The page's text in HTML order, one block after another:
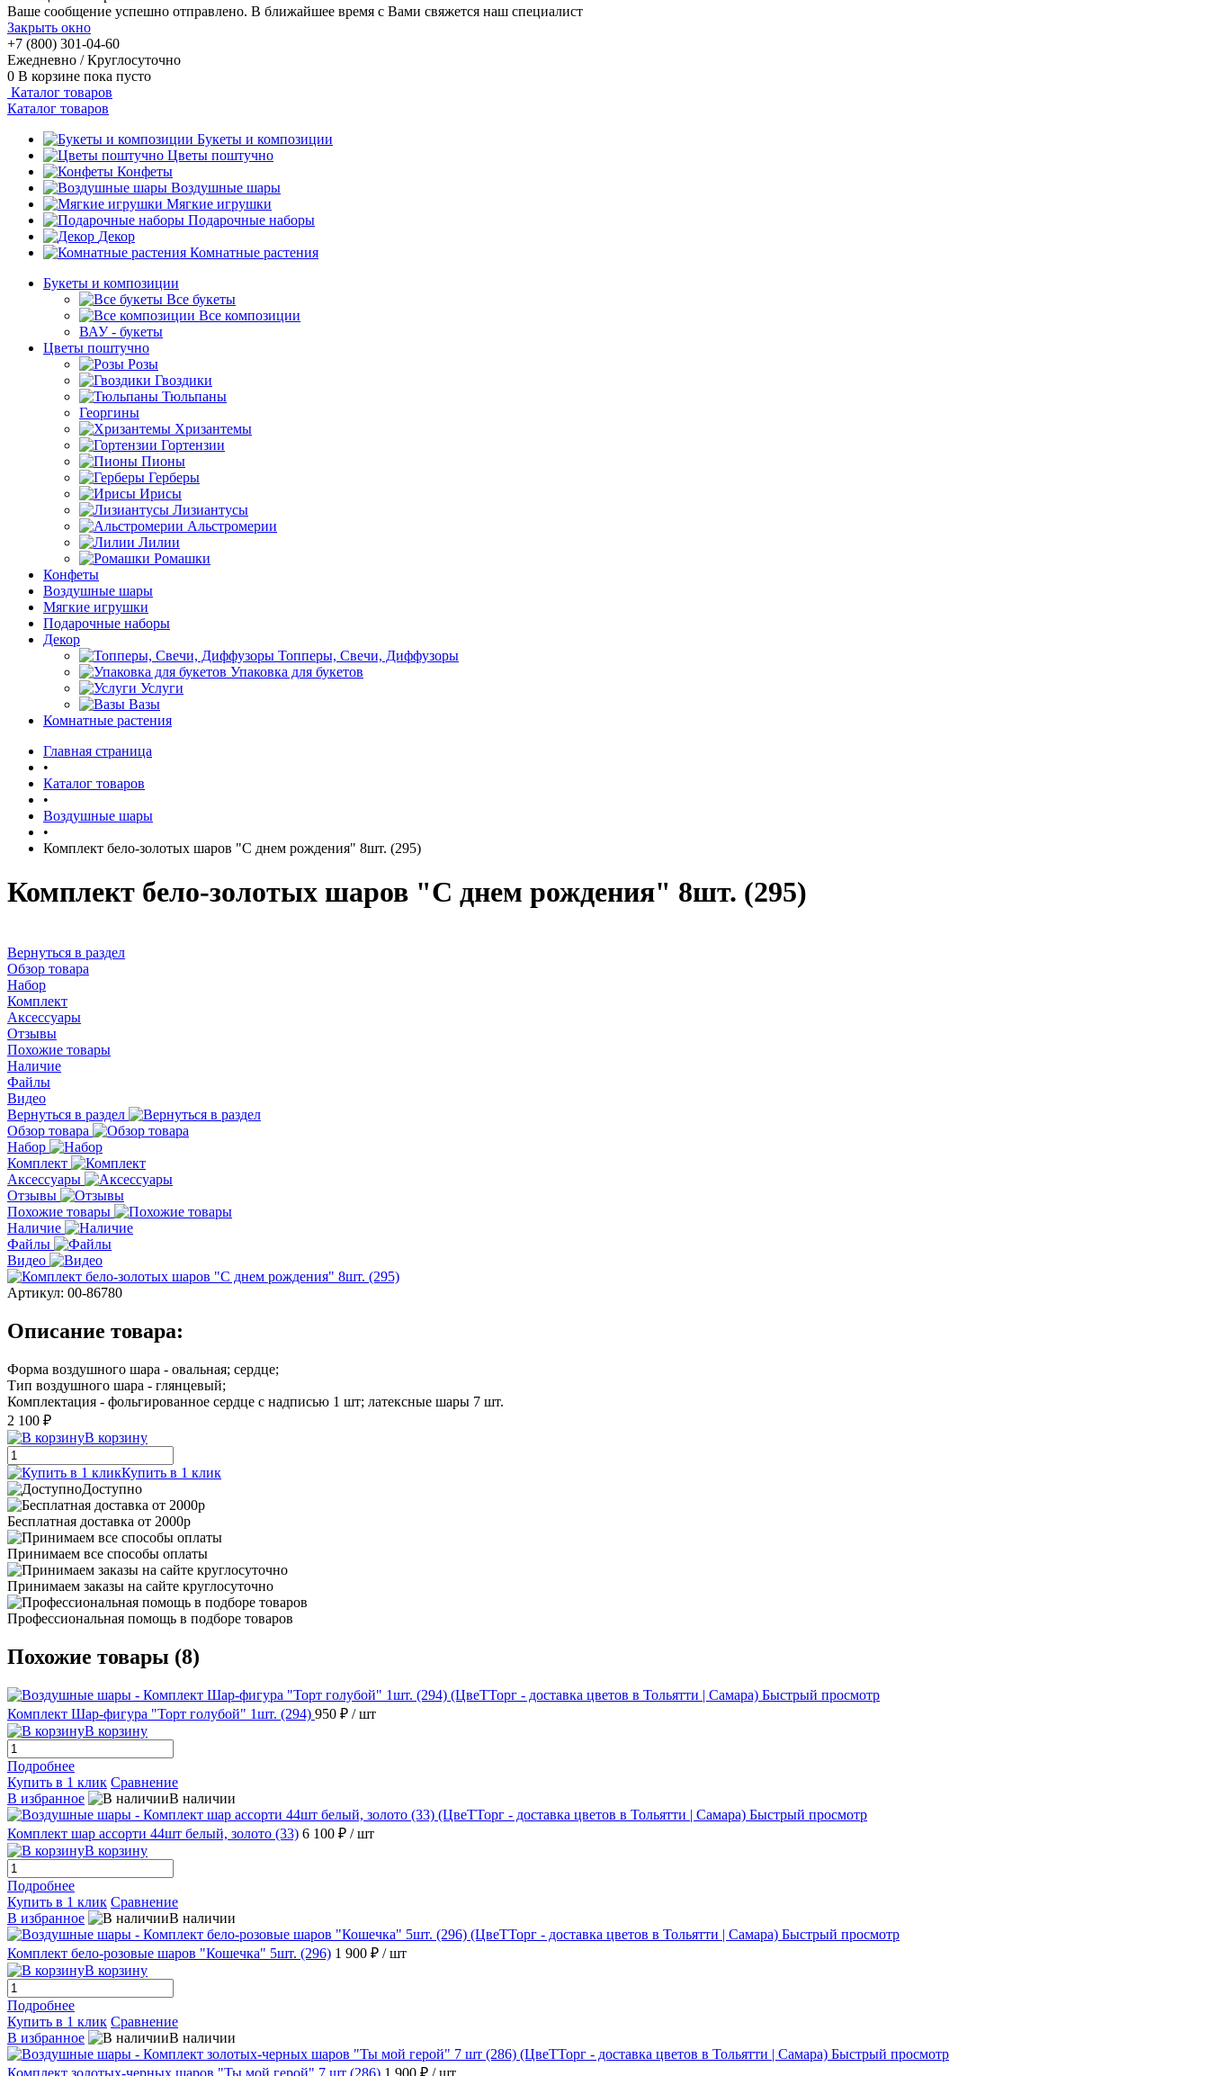
Ваше сообщение успешно отправлено. В ближайшее время с Вами свяжется наш специалист
Закрыть окно
+7 (800) 301-04-60
Ежедневно / Круглосуточно
0 В корзине пока пусто
Каталог товаров
Каталог товаров
Букеты и композиции
Цветы поштучно
Конфеты
Воздушные шары
Мягкие игрушки
Подарочные наборы
Декор
Комнатные растения
Букеты и композиции
Все букеты
Все композиции
ВАУ - букеты
Цветы поштучно
Розы
Гвоздики
Тюльпаны
Георгины
Хризантемы
Гортензии
Пионы
Герберы
Ирисы
Лизиантусы
Альстромерии
Лилии
Ромашки
Конфеты
Воздушные шары
Мягкие игрушки
Подарочные наборы
Декор
Топперы, Свечи, Диффузоры
Упаковка для букетов
Услуги
Вазы
Комнатные растения
Главная страница
•
Каталог товаров
•
Воздушные шары
•
Комплект бело-золотых шаров "С днем рождения" 8шт. (295)
Комплект бело-золотых шаров "С днем рождения" 8шт. (295)
Вернуться в раздел
Обзор товара
Набор
Комплект
Аксессуары
Отзывы
Похожие товары
Наличие
Файлы
Видео
Вернуться в раздел
Обзор товара
Набор
Комплект
Аксессуары
Отзывы
Похожие товары
Наличие
Файлы
Видео
Артикул: 00-86780
Описание товара:
Форма воздушного шара - овальная; сердце;
Тип воздушного шара - глянцевый;
Комплектация - фольгированное сердце с надписью 1 шт; латексные шары 7 шт.
2 100 ₽
В корзину
Купить в 1 клик
Доступно
Бесплатная доставка от 2000р
Принимаем все способы оплаты
Принимаем заказы на сайте круглосуточно
Профессиональная помощь в подборе товаров
Похожие товары (8)
Быстрый просмотр
Комплект Шар-фигура "Торт голубой" 1шт. (294) 950 ₽ / шт
В корзину
Подробнее
Купить в 1 клик Сравнение
В избранное
В наличии
Быстрый просмотр
Комплект шар ассорти 44шт белый, золото (33) 6 100 ₽ / шт
В корзину
Подробнее
Купить в 1 клик Сравнение
В избранное
В наличии
Быстрый просмотр
Комплект бело-розовые шаров "Кошечка" 5шт. (296) 1 900 ₽ / шт
В корзину
Подробнее
Купить в 1 клик Сравнение
В избранное
В наличии
Быстрый просмотр
Комплект золотых-черных шаров "Ты мой герой" 7 шт (286) 1 900 ₽ / шт